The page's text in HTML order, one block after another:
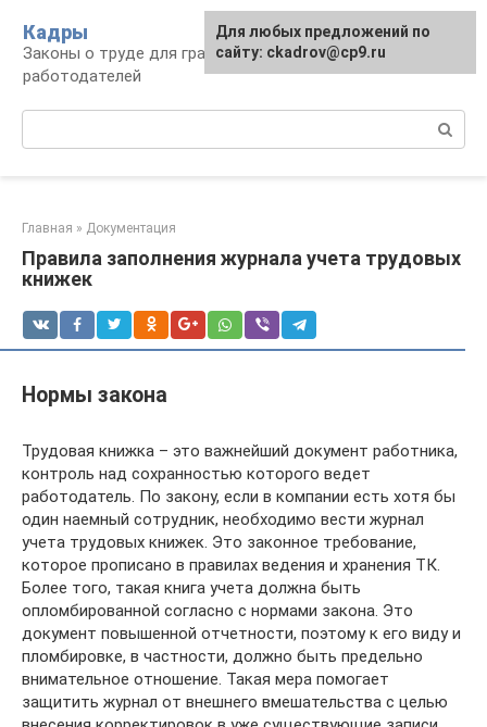
контенту
Кадры
Законы о труде для граждан и
работодателей
Главная » Документация
Правила заполнения журнала учета трудовых
книжек
Нормы закона
Трудовая книжка – это важнейший документ работника,
контроль над сохранностью которого ведет
работодатель. По закону, если в компании есть хотя бы
один наемный сотрудник, необходимо вести журнал
учета трудовых книжек. Это законное требование,
которое прописано в правилах ведения и хранения ТК.
Более того, такая книга учета должна быть
опломбированной согласно с нормами закона. Это
документ повышенной отчетности, поэтому к его виду и
пломбировке, в частности, должно быть предельно
внимательное отношение. Такая мера помогает
защитить журнал от внешнего вмешательства с целью
Для любых предложений по
сайту: ckadrov@cp9.ru